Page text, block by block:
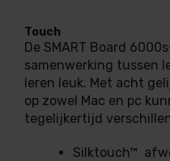
Touch
De SMART Board
samenwerking tussen
leren leuk. Met acht
op zowel Mac en pc
tegelijkertijd
Silktouch™